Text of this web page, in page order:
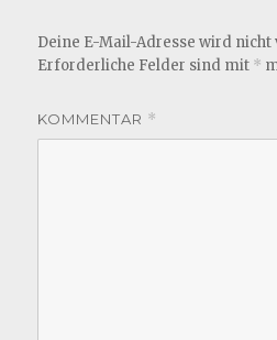
Deine E-Mail-Adresse wird
Erforderliche Felder sind mit *
KOMMENTAR *